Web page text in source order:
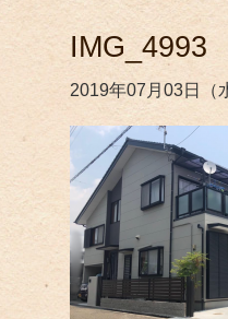
IMG_4993
2019年07月03日（